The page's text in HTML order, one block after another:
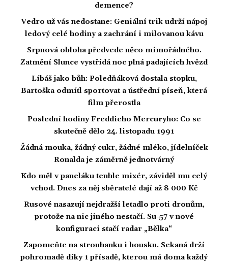
demence?
Vedro už vás nedostane: Geniální trik udrží nápoj
ledový celé hodiny a zachrání i milovanou kávu
Srpnová obloha předvede něco mimořádného.
Zatmění Slunce vystřídá noc plná padajících hvězd
Líbáš jako bůh: Poledňáková dostala stopku,
Bartoška odmítl sportovat a ústřední píseň, která
film přerostla
Poslední hodiny Freddieho Mercuryho: Co se
skutečně dělo 24. listopadu 1991
Žádná mouka, žádný cukr, žádné mléko, jídelníček
Ronalda je záměrně jednotvárný
Kdo měl v paneláku tenhle mixér, záviděl mu celý
vchod. Dnes za něj sběratelé dají až 8 000 Kč
Rusové nasazují nejdražší letadlo proti dronům,
protože na nic jiného nestačí. Su-57 v nové
konfiguraci stačí radar „Bělka“
Zapomeňte na strouhanku i housku. Sekaná drží
pohromadě díky 1 přísadě, kterou má doma každý